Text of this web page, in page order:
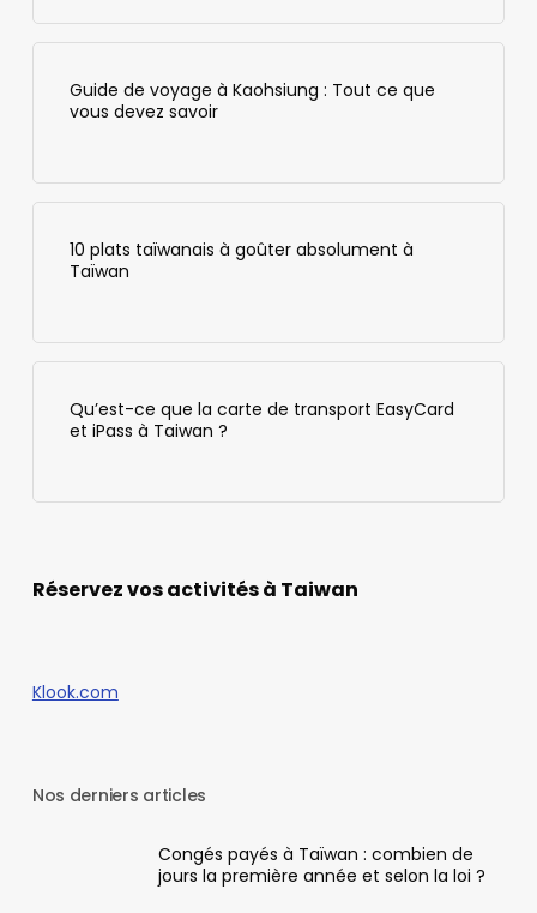
Guide de voyage à Kaohsiung : Tout ce que
vous devez savoir
10 plats taïwanais à goûter absolument à
Taïwan
Qu’est-ce que la carte de transport EasyCard
et iPass à Taiwan ?
Réservez vos activités à Taiwan
Klook.com
Nos derniers articles
Congés payés à Taïwan : combien de
jours la première année et selon la loi ?